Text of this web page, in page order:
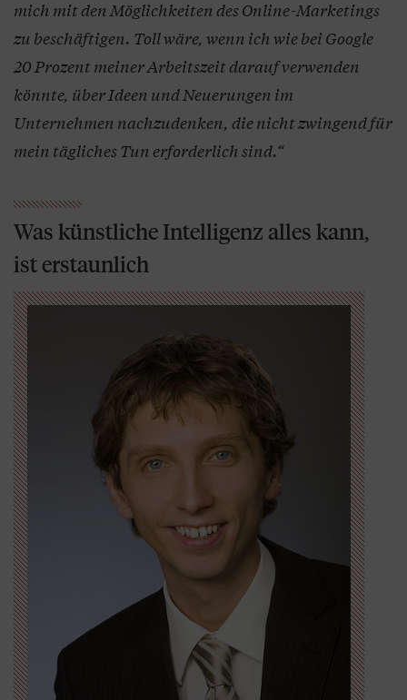
mich mit den Möglichkeiten des Online-Marketings
zu beschäftigen. Toll wäre, wenn ich wie bei Google
20 Prozent meiner Arbeitszeit darauf verwenden
könnte, über Ideen und Neuerungen im
Unternehmen nachzudenken, die nicht zwingend für
mein tägliches Tun erforderlich sind.“
Was künstliche Intelligenz alles kann,
ist erstaunlich